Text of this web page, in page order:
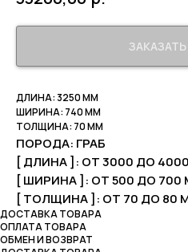
ЗАКАЗАТЬ
ДЛИНА: 3250 ММ
ШИРИНА: 740 ММ
ТОЛЩИНА: 70 ММ
ПОРОДА: ГРАБ
[ ДЛИНА ]: ОТ 3000 ДО
[ ШИРИНА ]: ОТ 500 ДО 700
[ ТОЛЩИНА ]: ОТ 70 ДО 80
ДОСТАВКА ТОВАРА
ОПЛАТА ТОВАРА
ОБМЕН И ВОЗВРАТ